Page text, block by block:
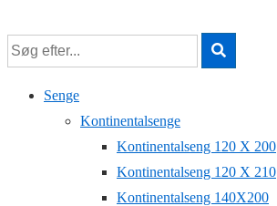
Hop
til
hovedindhold
Senge
Kontinentalsenge
Kontinentalseng 120 X 200
Kontinentalseng 120 X 210
Kontinentalseng 140X200